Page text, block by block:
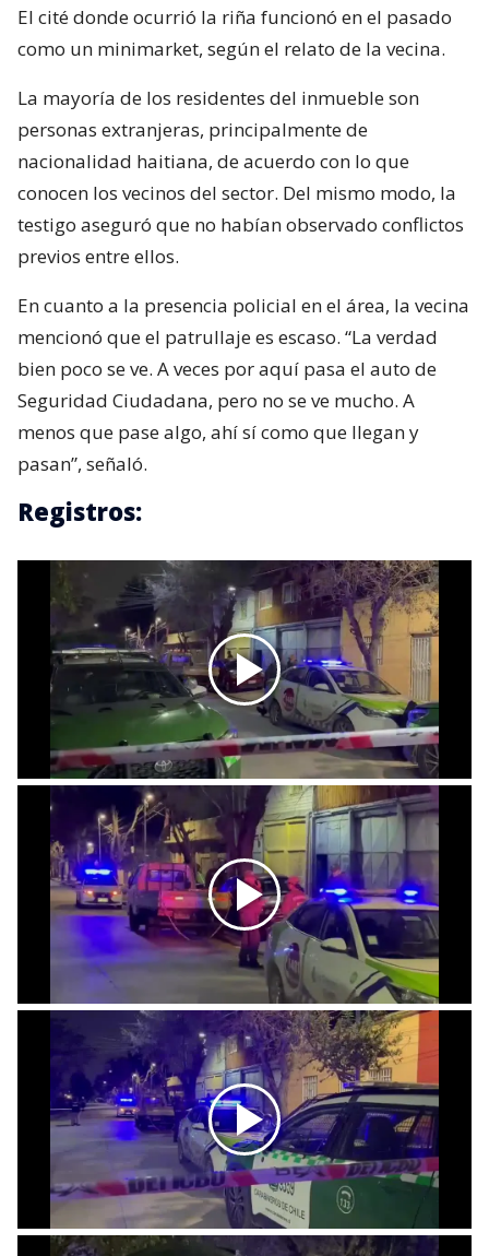
El cité donde ocurrió la riña funcionó en el pasado
como un minimarket, según el relato de la vecina.
La mayoría de los residentes del inmueble son
personas extranjeras, principalmente de
nacionalidad haitiana, de acuerdo con lo que
conocen los vecinos del sector. Del mismo modo, la
testigo aseguró que no habían observado conflictos
previos entre ellos.
En cuanto a la presencia policial en el área, la vecina
mencionó que el patrullaje es escaso. “La verdad
bien poco se ve. A veces por aquí pasa el auto de
Seguridad Ciudadana, pero no se ve mucho. A
menos que pase algo, ahí sí como que llegan y
pasan”, señaló.
Registros: